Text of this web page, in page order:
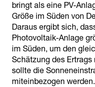
bringt als eine PV-
Größe im Süden von
Daraus ergibt sich,
Photovoltaik-Anlage
im Süden, um den
Schätzung des
sollte die
miteinbezogen